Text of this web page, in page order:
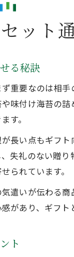
健康志
家族の
健康を
ギフトマナ
通販で
海苔セ
海苔通
ット
る秘訣
重要なのは相
味付け海苔の
す。
長い点もギフ
失礼のない贈
られています。
遣いが伝わる
があり、ギフト
ト